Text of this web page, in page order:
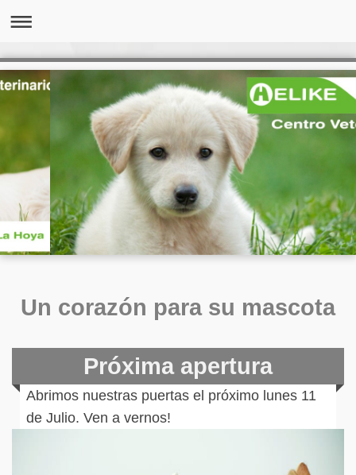
Un corazón para su mascota
Próxima apertura
Abrimos nuestras puertas el próximo lunes 11
de Julio. Ven a vernos!